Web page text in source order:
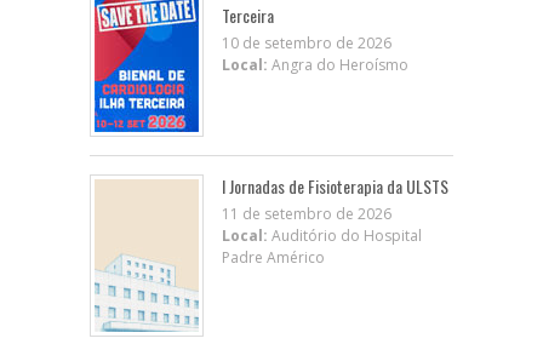
Terceira
10 de setembro de 2026
Local: Angra do Heroísmo
I Jornadas de Fisioterapia da ULSTS
11 de setembro de 2026
Local: Auditório do Hospital
Padre Américo